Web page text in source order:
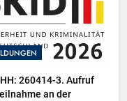
260414-3. Aufruf
an der